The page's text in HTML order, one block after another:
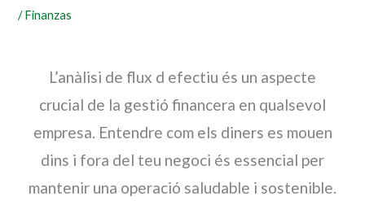
/Finanzas
L’anàlisi de flux d efectiu és un aspecte
crucial de la gestió financera en qualsevol
empresa. Entendre com els diners es mouen
dins i fora del teu negoci és essencial per
mantenir una operació saludable i sostenible.